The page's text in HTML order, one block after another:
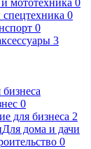
мототехника 0
0
0
3
0
для бизнеса 2
Для дома и дачи
0